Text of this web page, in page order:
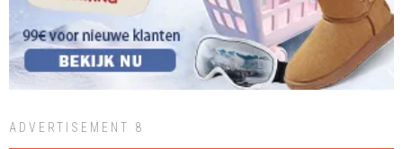
ADVERTISEMENT 8